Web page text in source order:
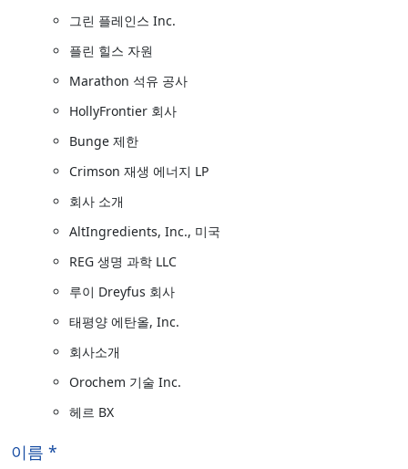
그린 플레인스 Inc.
플린 힐스 자원
Marathon 석유 공사
HollyFrontier 회사
Bunge 제한
Crimson 재생 에너지 LP
회사 소개
AltIngredients, Inc., 미국
REG 생명 과학 LLC
루이 Dreyfus 회사
태평양 에탄올, Inc.
회사소개
Orochem 기술 Inc.
헤르 BX
이름 *